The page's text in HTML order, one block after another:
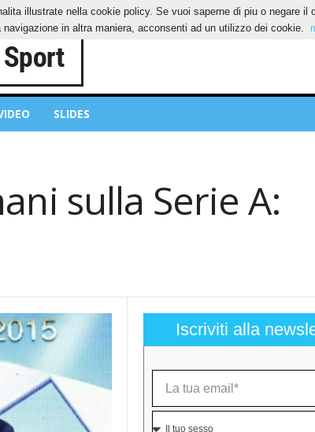
SLIDES
sulla Serie A:
Iscriviti alla
illustrate nella cookie policy. Se vuoi saperne di piu o negare
in altra maniera, acconsenti ad un utilizzo dei cookie.